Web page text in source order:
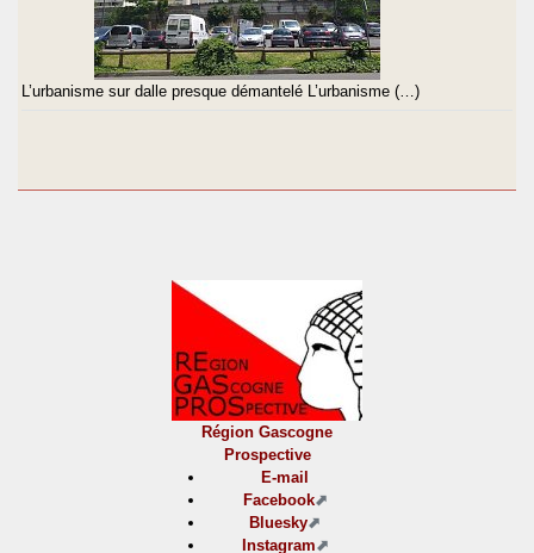
L’urbanisme sur dalle presque démantelé L’urbanisme (…)
Région Gascogne
Prospective
E-mail
Facebook
Bluesky
Instagram